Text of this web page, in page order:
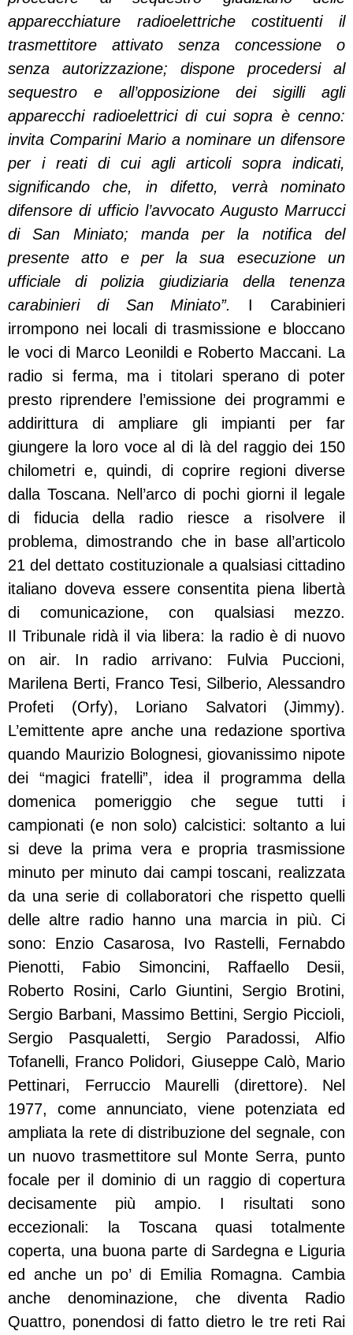
apparecchiature radioelettriche costituenti il
trasmettitore attivato senza concessione o
senza autorizzazione; dispone procedersi al
sequestro e all’opposizione dei sigilli agli
apparecchi radioelettrici di cui sopra è cenno:
invita Comparini Mario a nominare un difensore
per i reati di cui agli articoli sopra indicati,
significando che, in difetto, verrà nominato
difensore di ufficio l’avvocato Augusto Marrucci
di San Miniato; manda per la notifica del
presente atto e per la sua esecuzione un
ufficiale di polizia giudiziaria della tenenza
carabinieri di San Miniato”.
I Carabinieri
irrompono nei locali di trasmissione e bloccano
le voci di Marco Leonildi e Roberto Maccani. La
radio si ferma, ma i titolari sperano di poter
presto riprendere l’emissione dei programmi e
addirittura di ampliare gli impianti per far
giungere la loro voce al di là del raggio dei 150
chilometri e, quindi, di coprire regioni diverse
dalla Toscana. Nell’arco di pochi giorni il legale
di fiducia della radio riesce a risolvere il
problema, dimostrando che in base all’articolo
21 del dettato costituzionale a qualsiasi cittadino
italiano doveva essere consentita piena libertà
di comunicazione, con qualsiasi mezzo.
Il Tribunale ridà il via libera: la radio è di nuovo
on air. In radio arrivano: Fulvia Puccioni,
Marilena Berti, Franco Tesi, Silberio, Alessandro
Profeti (Orfy), Loriano Salvatori (Jimmy).
L’emittente apre anche una redazione sportiva
quando Maurizio Bolognesi, giovanissimo nipote
dei “magici fratelli”, idea il programma della
domenica pomeriggio che segue tutti i
campionati (e non solo) calcistici: soltanto a lui
si deve la prima vera e propria trasmissione
minuto per minuto dai campi toscani, realizzata
da una serie di collaboratori che rispetto quelli
delle altre radio hanno una marcia in più. Ci
sono: Enzio Casarosa, Ivo Rastelli, Fernabdo
Pienotti, Fabio Simoncini, Raffaello Desii,
Roberto Rosini, Carlo Giuntini, Sergio Brotini,
Sergio Barbani, Massimo Bettini, Sergio Piccioli,
Sergio Pasqualetti, Sergio Paradossi, Alfio
Tofanelli, Franco Polidori, Giuseppe Calò, Mario
Pettinari, Ferruccio Maurelli (direttore). Nel
1977, come annunciato, viene potenziata ed
ampliata la rete di distribuzione del segnale, con
un nuovo trasmettitore sul Monte Serra, punto
focale per il dominio di un raggio di copertura
decisamente più ampio. I risultati sono
eccezionali: la Toscana quasi totalmente
coperta, una buona parte di Sardegna e Liguria
ed anche un po’ di Emilia Romagna. Cambia
anche denominazione, che diventa Radio
Quattro, ponendosi di fatto dietro le tre reti Rai